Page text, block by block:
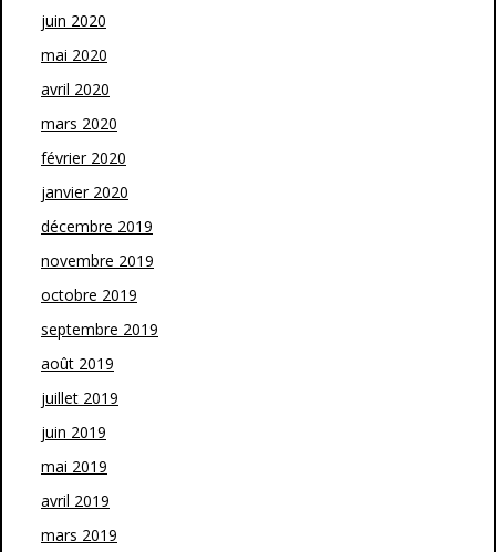
juin 2020
mai 2020
avril 2020
mars 2020
février 2020
janvier 2020
décembre 2019
novembre 2019
octobre 2019
septembre 2019
août 2019
juillet 2019
juin 2019
mai 2019
avril 2019
mars 2019